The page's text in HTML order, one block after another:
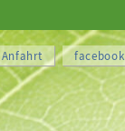
Anfahrt facebook